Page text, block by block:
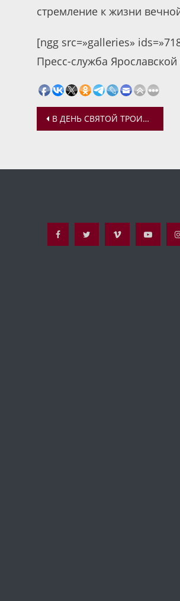
стремление к жизни
[ngg src=»galleries»
Пресс-служба
Навигация
записям
В ДЕНЬ СВЯТОЙ ТРОИЦЫ В ЯКОВЛЕВСКО-БЛАГОВЕЩЕНСКОМ ХРАМЕ ПРОШЛА ЭКСКУРСИЯ